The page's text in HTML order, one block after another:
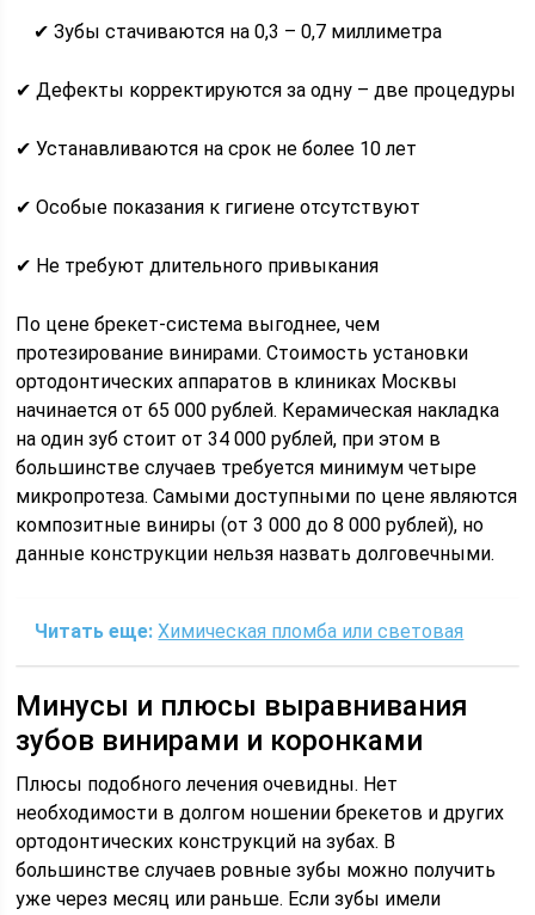
✔ Зубы стачиваются на 0,3 – 0,7 миллиметра
✔ Дефекты корректируются за одну – две процедуры
✔ Устанавливаются на срок не более 10 лет
✔ Особые показания к гигиене отсутствуют
✔ Не требуют длительного привыкания
По цене брекет-система выгоднее, чем
протезирование винирами. Стоимость установки
ортодонтических аппаратов в клиниках Москвы
начинается от 65 000 рублей. Керамическая накладка
на один зуб стоит от 34 000 рублей, при этом в
большинстве случаев требуется минимум четыре
микропротеза. Самыми доступными по цене являются
композитные виниры (от 3 000 до 8 000 рублей), но
данные конструкции нельзя назвать долговечными.
Читать еще: Химическая пломба или световая
Минусы и плюсы выравнивания
зубов винирами и коронками
Плюсы подобного лечения очевидны. Нет
необходимости в долгом ношении брекетов и других
ортодонтических конструкций на зубах. В
большинстве случаев ровные зубы можно получить
уже через месяц или раньше. Если зубы имели